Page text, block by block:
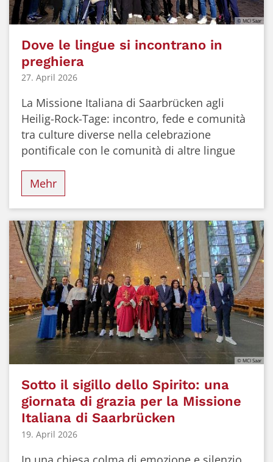
© MCI Saar
Dove le lingue si incontrano in
preghiera
27. April 2026
La Missione Italiana di Saarbrücken agli
Heilig-Rock-Tage: incontro, fede e comunità
tra culture diverse nella celebrazione
pontificale con le comunità di altre lingue
Mehr
© MCI Saar
Sotto il sigillo dello Spirito: una
giornata di grazia per la Missione
Italiana di Saarbrücken
19. April 2026